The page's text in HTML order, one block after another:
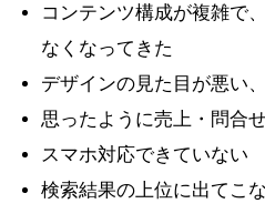
コンテンツ構成が複雑で
なくなってきた
デザインの見た目が悪い
思ったように売上・問合
スマホ対応できていない
検索結果の上位に出てこ